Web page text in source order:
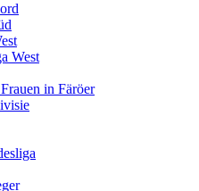
West
in Färöer